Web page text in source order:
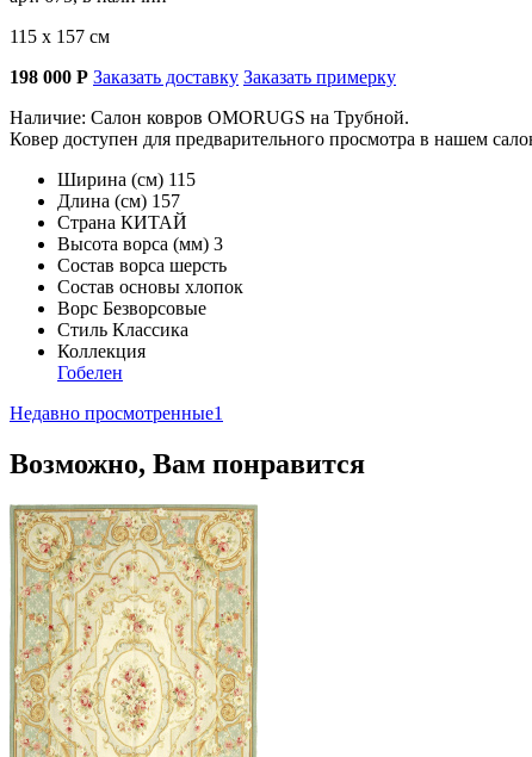
115 х 157 см
198 000 Р Заказать доставку Заказать примерку
Наличие: Салон ковров OMORUGS на Трубной.
Ковер доступен для предварительного просмотра в нашем
Ширина (см) 115
Длина (см) 157
Страна КИТАЙ
Высота ворса (мм) 3
Состав ворса шерсть
Состав основы хлопок
Ворс Безворсовые
Стиль Классика
Коллекция
Гобелен
Недавно просмотренные1
Возможно, Вам понравится